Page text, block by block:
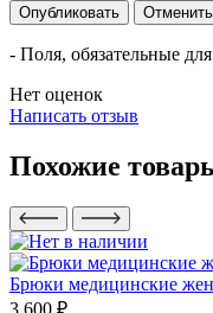
Опубликовать Отменить
- Поля, обязательные
Нет оценок
Написать отзыв
Похожие
Брюки медицинские
3 600 ₽